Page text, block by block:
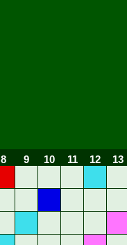
8 9 10 11 12 13